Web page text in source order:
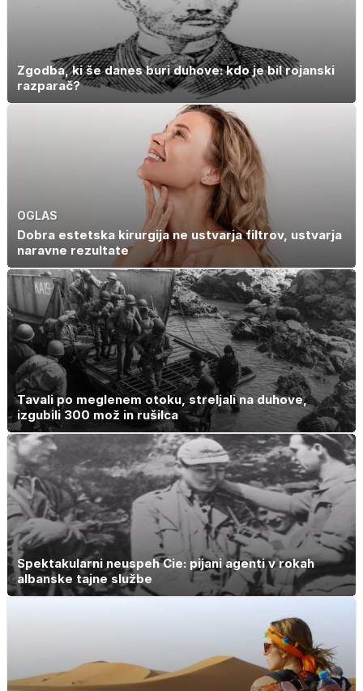
Zgodba, ki še danes buri duhove: kdo je bil rojanski
razparač?
OGLAS
Dobra estetska kirurgija ne ustvarja filtrov, ustvarja
naravne rezultate
Tavali po meglenem otoku, streljali na duhove,
izgubili 300 mož in rušilca
Spektakularni neuspeh Cie: pijani agenti v rokah
albanske tajne službe